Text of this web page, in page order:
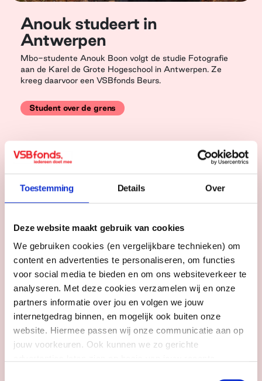
Toestemming Details Over
Deze website maakt gebruik van cookies
We gebruiken cookies (en vergelijkbare technieken) om
content en advertenties te personaliseren, om functies
voor social media te bieden en om ons websiteverkeer te
analyseren. Met deze cookies verzamelen wij en onze
partners informatie over jou en volgen we jouw
internetgedrag binnen, en mogelijk ook buiten onze
website. Hiermee passen wij onze communicatie aan op
jouw voorkeuren. Ook kunnen we zo gerichte
Anouk studeert in
Antwerpen
Mbo-studente Anouk Boon volgt de studie Fotografie
aan de Karel de Grote Hogeschool in Antwerpen. Ze
kreeg daarvoor een VSBfonds Beurs.
Student over de grens
Azc-maquette vol verhalen